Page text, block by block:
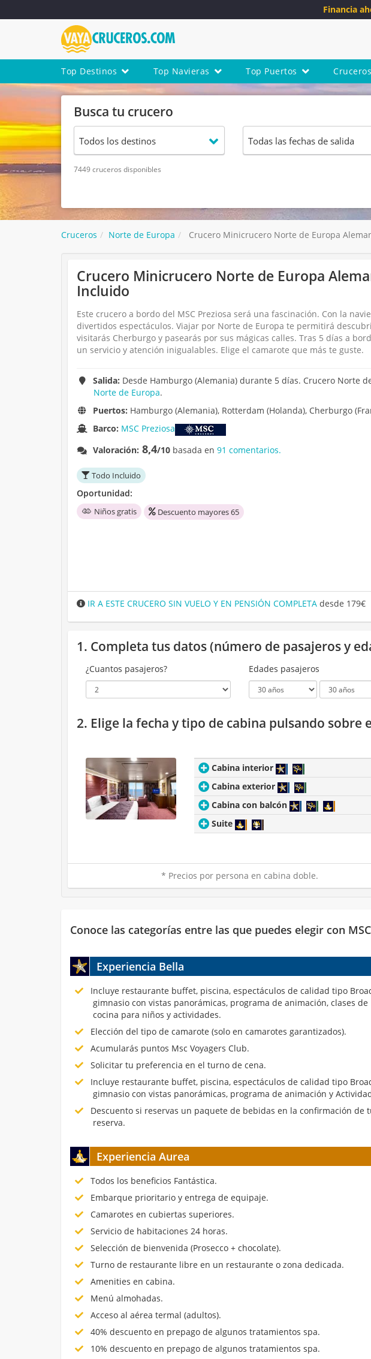
Financia
Top Destinos Top Navieras Top Puertos
Busca tu crucero
7449 cruceros disponibles
Cruceros Norte de Europa Crucero Minicrucero Norte de Europa
Crucero Minicrucero Norte de Europa
Incluido
Este crucero a bordo del MSC Preziosa será una fascinación. Con la
divertidos espectáculos. Viajar por Norte de Europa te permitirá
visitarás Cherburgo y pasearás por sus mágicas calles. Tras 5 días a
un servicio y atención inigualables. Elige el camarote que más te guste.
Salida: Desde Hamburgo (Alemania) durante 5 días. Crucero Norte
Norte de Europa.
Puertos: Hamburgo (Alemania), Rotterdam (Holanda), Cherburgo
Barco: MSC Preziosa
Valoración: 8,4/10 basada en91 comentarios.
Todo Incluido
Oportunidad:
Niños gratis Descuento mayores 65
IR A ESTE CRUCERO SIN VUELO Y EN PENSIÓN COMPLETA desde 179€
1. Completa tus datos (número de pasajeros y
¿Cuantos pasajeros? Edades pasajeros
2. Elige la fecha y tipo de cabina pulsando sobre
Cabina interior
Cabina exterior
Cabina con balcón
Suite
* Precios por persona en cabina doble.
Conoce las categorías entre las que puedes elegir con
Experiencia Bella
Incluye restaurante buffet, piscina, espectáculos de calidad tipo
gimnasio con vistas panorámicas, programa de animación, clases de
cocina para niños y actividades.
Elección del tipo de camarote (solo en camarotes garantizados).
Acumularás puntos Msc Voyagers Club.
Solicitar tu preferencia en el turno de cena.
Incluye restaurante buffet, piscina, espectáculos de calidad tipo
gimnasio con vistas panorámicas, programa de animación y
Descuento si reservas un paquete de bebidas en la confirmación de
reserva.
Experiencia Aurea
Todos los beneficios Fantástica.
Embarque prioritario y entrega de equipaje.
Camarotes en cubiertas superiores.
Servicio de habitaciones 24 horas.
Selección de bienvenida (Prosecco + chocolate).
Turno de restaurante libre en un restaurante o zona dedicada.
Amenities en cabina.
Menú almohadas.
Acceso al aérea termal (adultos).
40% descuento en prepago de algunos tratamientos spa.
10% descuento en prepago de algunos tratamientos spa.